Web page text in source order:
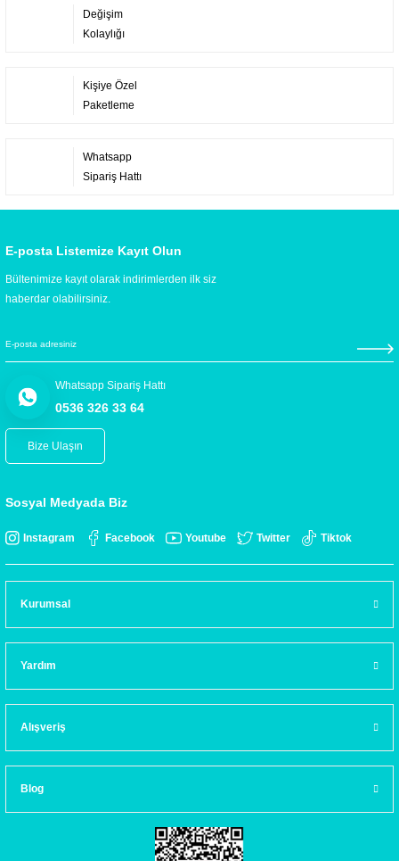
Değişim
Kolaylığı
Kişiye Özel
Paketleme
Whatsapp
Sipariş Hattı
E-posta Listemize Kayıt Olun
Bültenimize kayıt olarak indirimlerden ilk siz
haberdar olabilirsiniz.
Whatsapp Sipariş Hattı
0536 326 33 64
Bize Ulaşın
Sosyal Medyada Biz
Instagram Facebook Youtube Twitter Tiktok
Kurumsal
Yardım
Alışveriş
Blog